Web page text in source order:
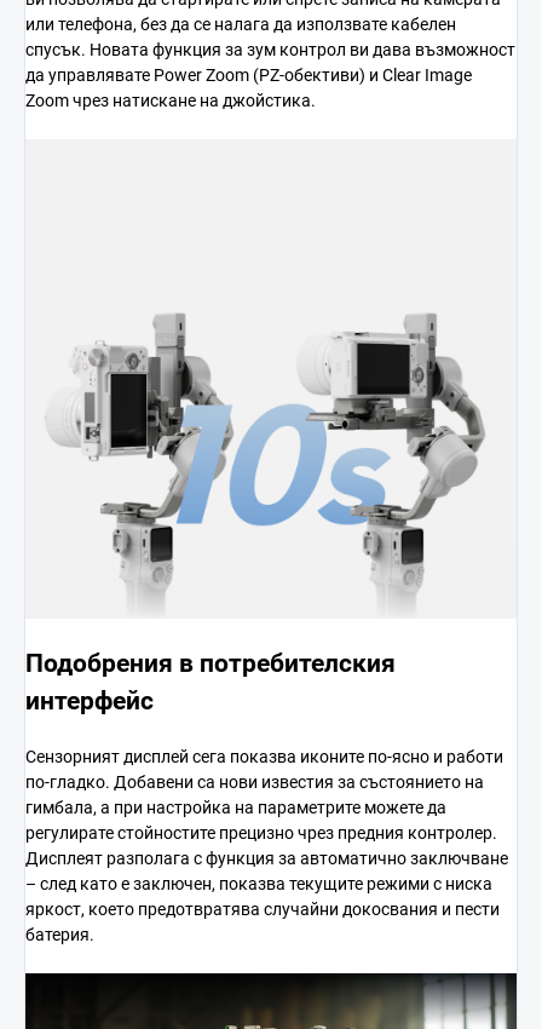
или телефона, без да се налага да използвате кабелен
спусък. Новата функция за зум контрол ви дава възможност
да управлявате Power Zoom (PZ-обективи) и Clear Image
Zoom чрез натискане на джойстика.
Подобрения в потребителския
интерфейс
Сензорният дисплей сега показва иконите по-ясно и работи
по-гладко. Добавени са нови известия за състоянието на
гимбала, а при настройка на параметрите можете да
регулирате стойностите прецизно чрез предния контролер.
Дисплеят разполага с функция за автоматично заключване
– след като е заключен, показва текущите режими с ниска
яркост, което предотвратява случайни докосвания и пести
батерия.